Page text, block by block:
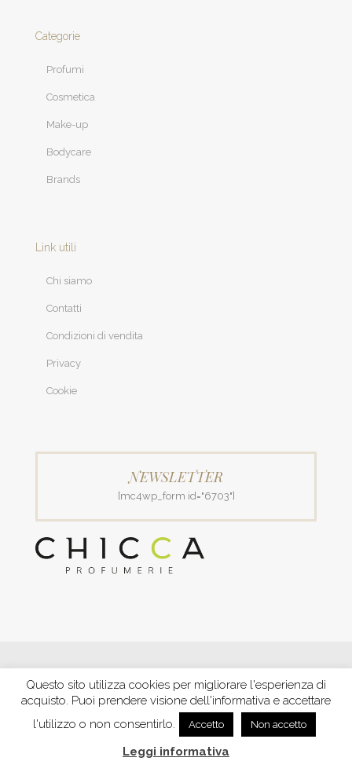
Categorie
Profumi
Cosmetica
Make-up
Bodycare
Brands
Link utili
Chi siamo
Contatti
Condizioni di vendita
Privacy
Cookie
NEWSLETTER
[mc4wp_form id="6703"]
C.F. PLVNPT51B44G157J P. IVA IT00426970422 |PRIVACY
Ecommerce by XBRAIN-Trasparenza aiuti e contributi
riconosciuti nel 2020
Questo sito utilizza cookies per migliorare l'esperienza di
acquisto. Puoi prendere visione dell'informativa e accettare
l'utilizzo o non consentirlo.
Accetto Non accetto
Leggi informativa